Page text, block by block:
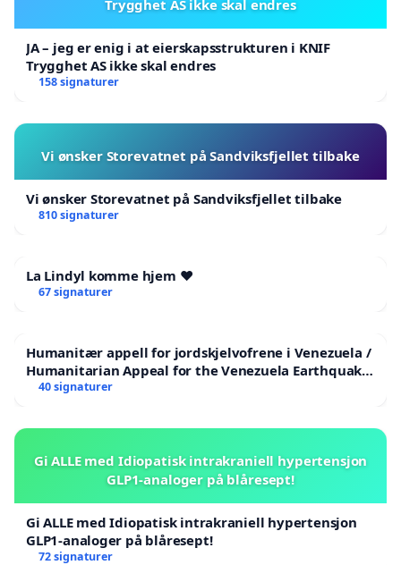
Trygghet AS ikke skal endres
JA – jeg er enig i at eierskapsstrukturen i KNIF
Trygghet AS ikke skal endres
158 signaturer
Vi ønsker Storevatnet på Sandviksfjellet tilbake
Vi ønsker Storevatnet på Sandviksfjellet tilbake
810 signaturer
La Lindyl komme hjem ❤️
67 signaturer
Humanitær appell for jordskjelvofrene i Venezuela /
Humanitarian Appeal for the Venezuela Earthquake
Victims
40 signaturer
Gi ALLE med Idiopatisk intrakraniell hypertensjon
GLP1-analoger på blåresept!
Gi ALLE med Idiopatisk intrakraniell hypertensjon
GLP1-analoger på blåresept!
72 signaturer